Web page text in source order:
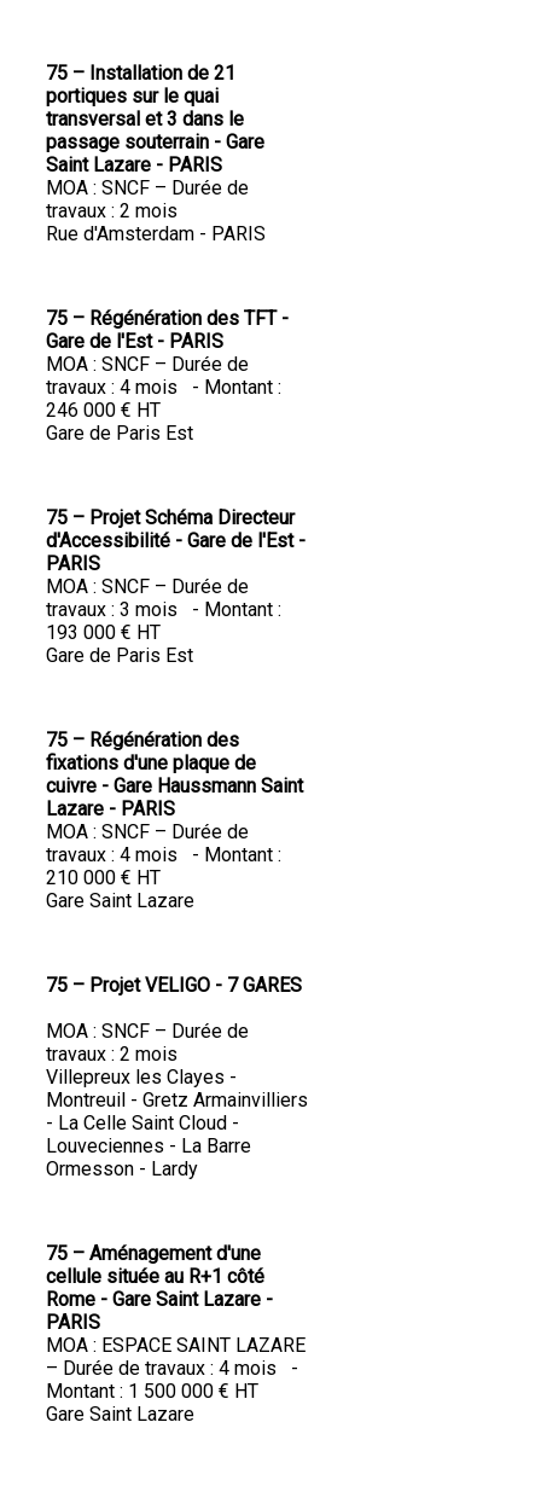
75 – Installation de 21
portiques sur le quai
transversal et 3 dans le
passage souterrain - Gare
Saint Lazare - PARIS
MOA : SNCF – Durée de
travaux : 2 mois
Rue d'Amsterdam - PARIS
75 – Régénération des TFT -
Gare de l'Est - PARIS
MOA : SNCF – Durée de
travaux : 4 mois - Montant :
246 000 € HT
Gare de Paris Est
75 – Projet Schéma Directeur
d'Accessibilité - Gare de l'Est -
PARIS
MOA : SNCF – Durée de
travaux : 3 mois - Montant :
193 000 € HT
Gare de Paris Est
75 – Régénération des
fixations d'une plaque de
cuivre - Gare Haussmann Saint
Lazare - PARIS
MOA : SNCF – Durée de
travaux : 4 mois - Montant :
210 000 € HT
Gare Saint Lazare
75 – Projet VELIGO - 7 GARES
MOA : SNCF – Durée de
travaux : 2 mois
Villepreux les Clayes -
Montreuil - Gretz Armainvilliers
- La Celle Saint Cloud -
Louveciennes - La Barre
Ormesson - Lardy
75 – Aménagement d'une
cellule située au R+1 côté
Rome - Gare Saint Lazare -
PARIS
MOA : ESPACE SAINT LAZARE
– Durée de travaux : 4 mois -
Montant : 1 500 000 € HT
Gare Saint Lazare